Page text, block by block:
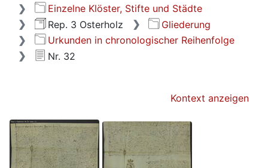
Einzelne Klöster, Stifte und Städte
Rep. 3 Osterholz
Gliederung
Urkunden in chronologischer Reihenfolge
Nr. 32
Kontext anzeigen